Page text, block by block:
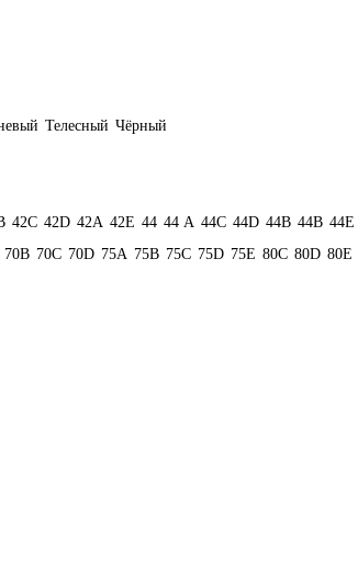
Телесный Чёрный
42C 42D 42А 42Е 44 44 А 44C 44D 44В 44В 44Е
70B 70C 70D 75A 75B 75C 75D 75E 80C 80D 80E